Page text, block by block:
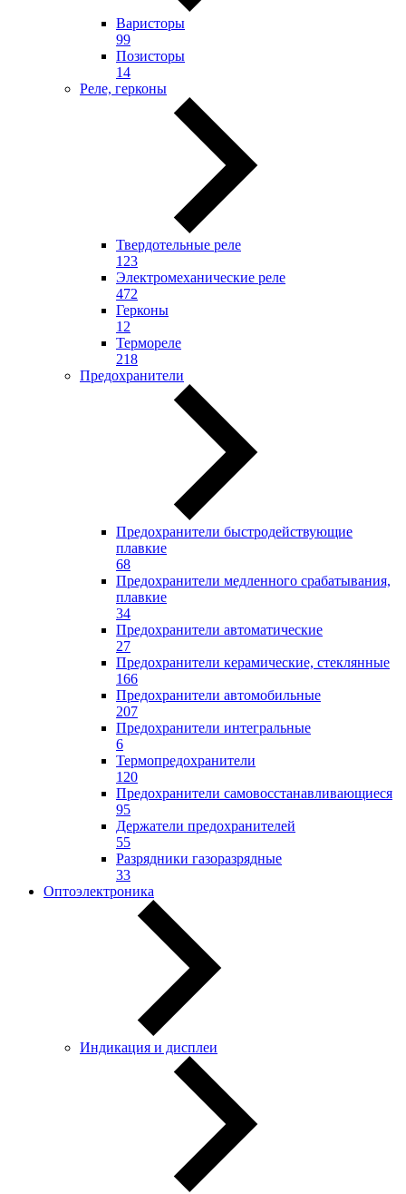
Варисторы
99
Позисторы
14
Реле, герконы
Твердотельные реле
123
Электромеханические реле
472
Герконы
12
Термореле
218
Предохранители
Предохранители быстродействующие
плавкие
68
Предохранители медленного срабатывания,
плавкие
34
Предохранители автоматические
27
Предохранители керамические, стеклянные
166
Предохранители автомобильные
207
Предохранители интегральные
6
Термопредохранители
120
Предохранители самовосстанавливающиеся
95
Держатели предохранителей
55
Разрядники газоразрядные
33
Оптоэлектроника
Индикация и дисплеи